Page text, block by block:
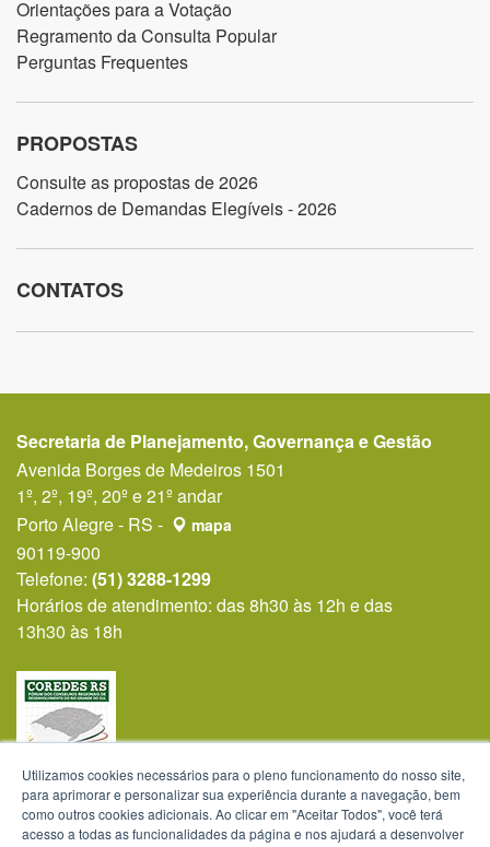
Orientações para a Votação
Regramento da Consulta Popular
Perguntas Frequentes
PROPOSTAS
Consulte as propostas de 2026
Cadernos de Demandas Elegíveis - 2026
CONTATOS
Secretaria de Planejamento, Governança e Gestão
Avenida Borges de Medeiros 1501
1º, 2º, 19º, 20º e 21º andar
Porto Alegre - RS -
mapa
90119-900
Telefone: (51) 3288-1299
Horários de atendimento: das 8h30 às 12h e das
13h30 às 18h
Utilizamos cookies necessários para o pleno funcionamento do nosso site,
para aprimorar e personalizar sua experiência durante a navegação, bem
como outros cookies adicionais. Ao clicar em "Aceitar Todos", você terá
acesso a todas as funcionalidades da página e nos ajudará a desenvolver